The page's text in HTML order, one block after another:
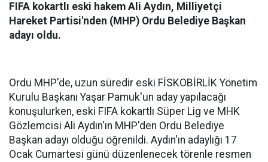
FIFA kokartlı eski hakem Ali Aydın, Milliyetçi
Hareket Partisi'nden (MHP) Ordu Belediye Başkan
adayı oldu.
Ordu MHP'de, uzun süredir eski FİSKOBİRLİK Yönetim
Kurulu Başkanı Yaşar Pamuk'un aday yapılacağı
konuşulurken, eski FIFA kokartlı Süper Lig ve MHK
Gözlemcisi Ali Aydın'ın MHP'den Ordu Belediye
Başkan adayı olduğu öğrenildi. Aydın'ın adaylığı 17
Ocak Cumartesi günü düzenlenecek törenle resmen